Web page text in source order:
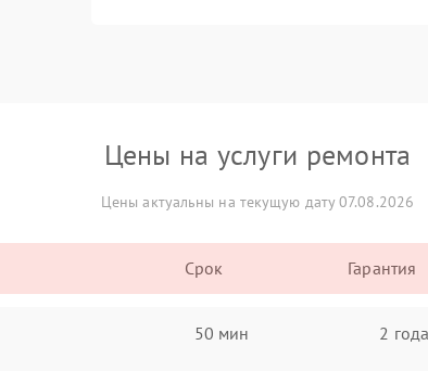
Цены на услуги ремонта
Цены актуальны на текущую дату 07.08.2026
Срок Гарантия
50 мин 2 года